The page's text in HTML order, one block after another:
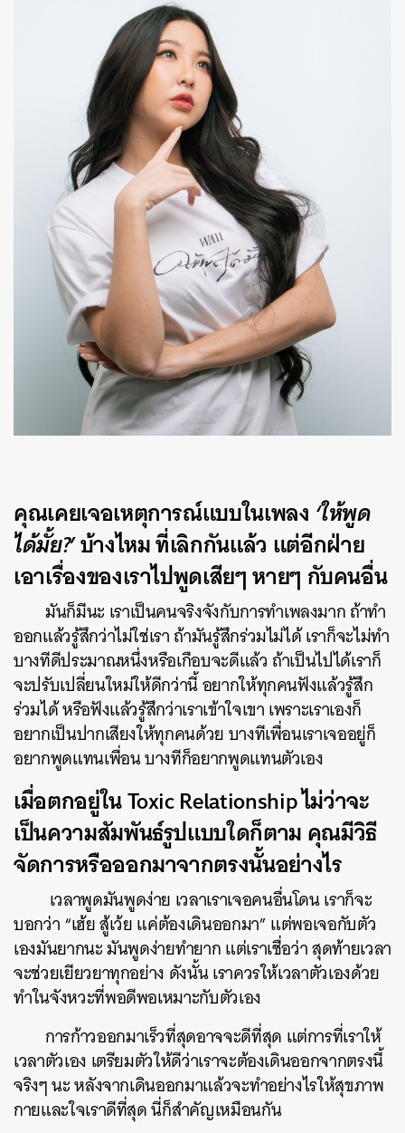
คุณเคยเจอเหตุการณ์แบบในเพลง ‘ให้พูด
ได้มั้ย?’บ้างไหม ที่เลิกกันแล้ว แต่อีกฝ่าย
เอาเรื่องของเราไปพูดเสียๆ หายๆ กับคนอื่น
มันก็มีนะ เราเป็นคนจริงจังกับการทำเพลงมาก ถ้าทำ
ออกแล้วรู้สึกว่าไม่ใช่เรา ถ้ามันรู้สึกร่วมไม่ได้ เราก็จะไม่ทำ
บางทีดีประมาณหนึ่งหรือเกือบจะดีแล้ว ถ้าเป็นไปได้เราก็
จะปรับเปลี่ยนใหม่ให้ดีกว่านี้ อยากให้ทุกคนฟังแล้วรู้สึก
ร่วมได้ หรือฟังแล้วรู้สึกว่าเราเข้าใจเขา เพราะเราเองก็
อยากเป็นปากเสียงให้ทุกคนด้วย บางทีเพื่อนเราเจออยู่ก็
อยากพูดแทนเพื่อน บางทีก็อยากพูดแทนตัวเอง
เมื่อตกอยู่ใน Toxic Relationship ไม่ว่าจะ
เป็นความสัมพันธ์รูปแบบใดก็ตาม คุณมีวิธี
จัดการหรือออกมาจากตรงนั้นอย่างไร
เวลาพูดมันพูดง่าย เวลาเราเจอคนอื่นโดน เราก็จะ
บอกว่า “เฮ้ย สู้เว้ย แค่ต้องเดินออกมา” แต่พอเจอกับตัว
เองมันยากนะ มันพูดง่ายทำยาก แต่เราเชื่อว่า สุดท้ายเวลา
จะช่วยเยียวยาทุกอย่าง ดังนั้น เราควรให้เวลาตัวเองด้วย
ทำในจังหวะที่พอดีพอเหมาะกับตัวเอง
การก้าวออกมาเร็วที่สุดอาจจะดีที่สุด แต่การที่เราให้
เวลาตัวเอง เตรียมตัวให้ดีว่าเราจะต้องเดินออกจากตรงนี้
จริงๆ นะ หลังจากเดินออกมาแล้วจะทำอย่างไรให้สุขภาพ
กายและใจเราดีที่สุด นี่ก็สำคัญเหมือนกัน